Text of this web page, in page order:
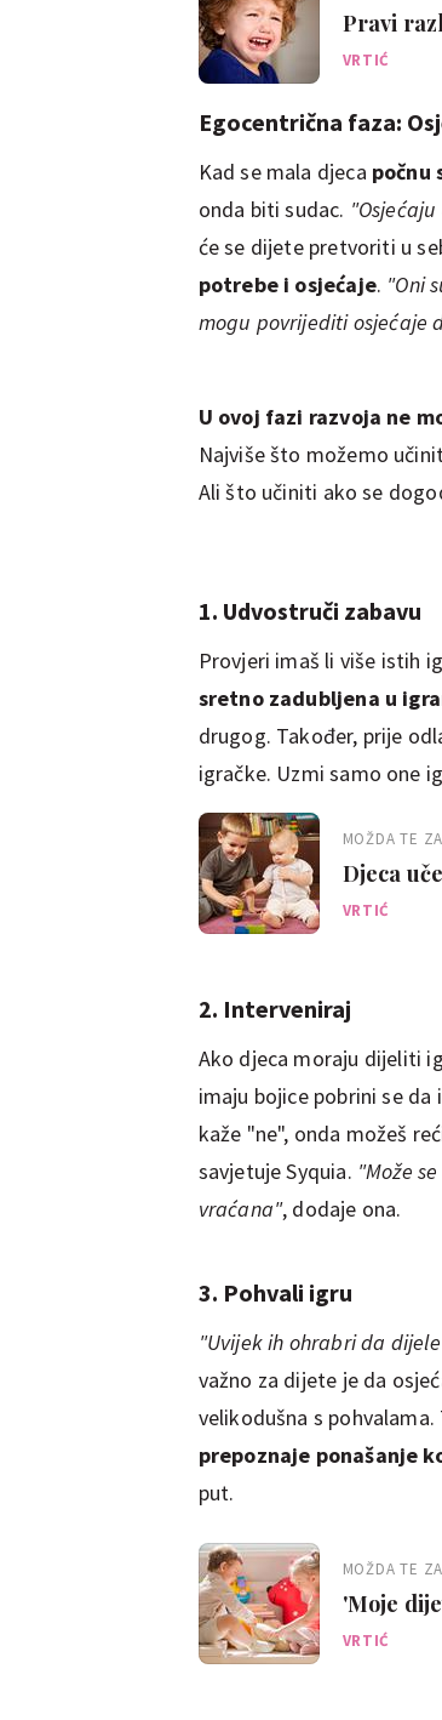
Pravi
VRTIĆ
Egocentrična faza:
Kad se mala djeca počnu
onda biti sudac.
će se dijete pretvoriti u
potrebe i osjećaje. "Oni
mogu povrijediti
U ovoj fazi razvoja ne
Najviše što možemo
Ali što učiniti ako se
1. Udvostruči zabavu
Provjeri imaš li više istih
sretno zadubljena u
drugog. Također, prije
igračke. Uzmi samo one
MOŽDA TE
Djeca
VRTIĆ
2. Interveniraj
Ako djeca moraju dijeliti
imaju bojice pobrini se da
kaže "ne", onda možeš
savjetuje Syquia. "Može
vraćana", dodaje ona.
3. Pohvali igru
"Uvijek ih ohrabri da
važno za dijete je da
velikodušna s
prepoznaje ponašanje
put.
MOŽDA TE
'Moje
VRTIĆ